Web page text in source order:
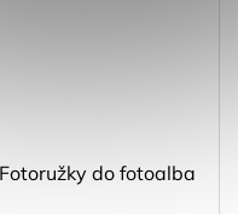
Fotoružky do fotoalba